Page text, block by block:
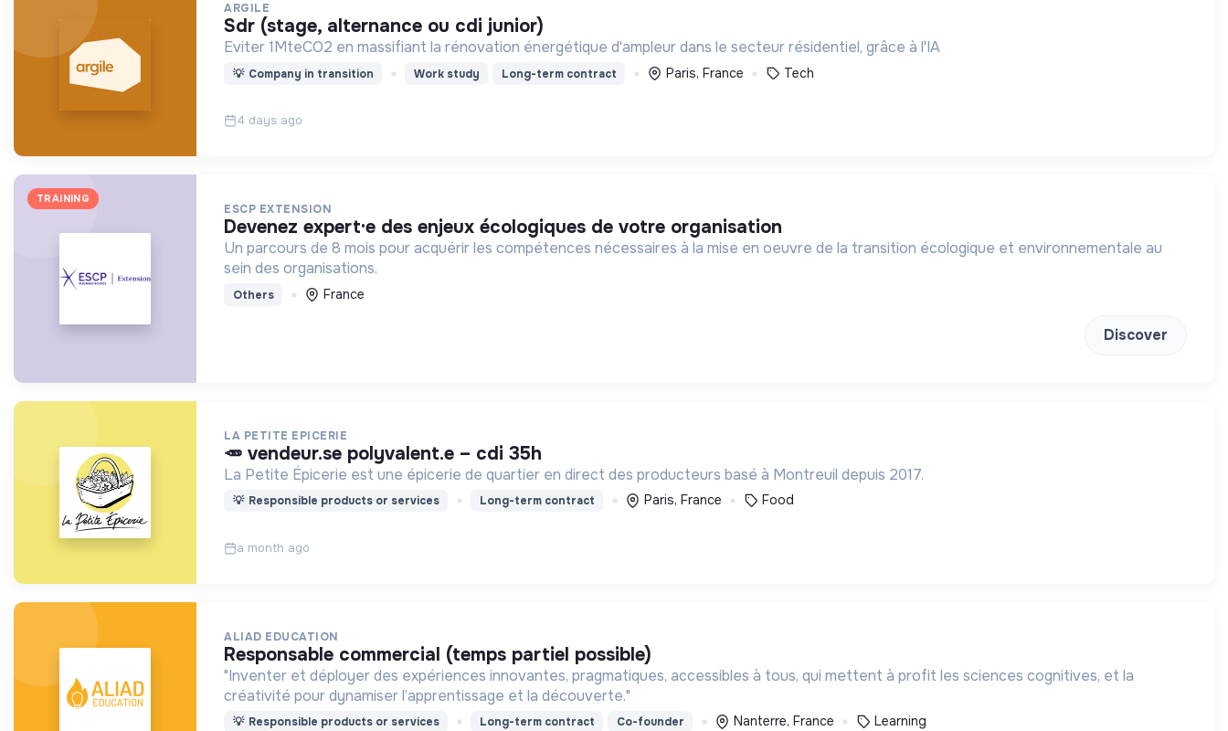
ARGILE
sdr (stage, alternance ou cdi junior)
Eviter 1MteCO2 en massifiant la rénovation énergétique d'ampleur dans le secteur résidentiel, grâce à l'IA
💡 Company in transition Work study Long-term contract Paris, France Tech
4 days ago
TRAINING
ESCP EXTENSION
devenez expert·e des enjeux écologiques de votre organisation
Un parcours de 8 mois pour acquérir les compétences nécessaires à la mise en oeuvre de la transition écologique et environnementale au
sein des organisations.
Others France
Discover
LA PETITE EPICERIE
🥕 vendeur.se polyvalent.e – cdi 35h
La Petite Épicerie est une épicerie de quartier en direct des producteurs basé à Montreuil depuis 2017.
💡 Responsible products or services Long-term contract Paris, France Food
a month ago
ALIAD EDUCATION
responsable commercial (temps partiel possible)
"Inventer et déployer des expériences innovantes, pragmatiques, accessibles à tous, qui mettent à profit les sciences cognitives, et la
créativité pour dynamiser l’apprentissage et la découverte."
💡 Responsible products or services Long-term contract Co-founder Nanterre, France Learning